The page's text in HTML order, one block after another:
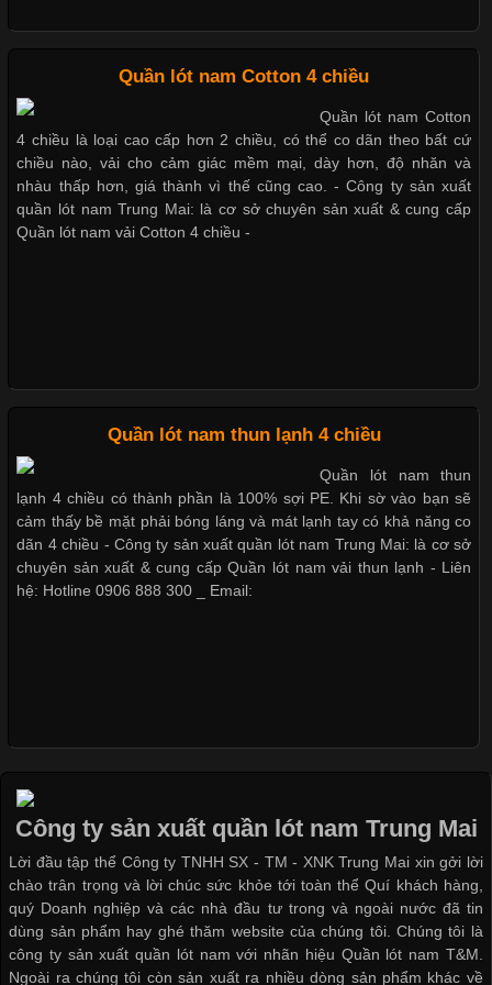
Những Loại Vải Thun Thông Dụng Và Đặc Điểm Nổi Bật
Cập nhật 2026-05-20 14:58:56
Vải thun là một trong những chất liệu được sử dụng rộng rãi
nhất trong ngành thời trang nhờ đặc tính co giãn, mềm mại và
thoải mái khi mặc. Từ áo thun, đồ thể thao cho đến đồ lót nam,
vải thun luôn đóng vai trò quan trọng trong quá trình sản xuất.
Cập nhật 2026-05-09 15:58:23
Các Form Áo Thun Phổ Biến Hiện Nay Và Xu Hướng Trong
Ngành May Mặc Áo thun là một trong những trang phục quen
thuộc và được sử dụng phổ biến nhất hiện nay. Không chỉ đa
dạng về màu sắc hay chất liệu, áo thun còn có nhiều form dáng
khác nhau để phù hợp với từng phong cách thời trang và nhu
cầu
Áo phông là một trong những trang phục phổ biến nhất trong
đời sống hiện đại nhờ sự tiện lợi, thoải mái và dễ phối đồ.
Không chỉ xuất hiện trong thời trang thường ngày, áo phông còn
được ứng dụng rộng rãi trong ngành sản xuất may mặc, đặc
biệt là các sản phẩm từ vải thun. Hiện nay,
Mẫu quần lót nam giá rẻ sốt hè 2017
Những mẩu quần lót nam thông dụng hiện nay
Bộ sưu tập quần lót nam Boxer TpHCM
Dễ chịu hơn với quần lót nam giá rẻ vải Cotton 4 chiều
Quần lót nam Cotton 4 chiều
Quần lót nam Cotton
4 chiều là loại cao cấp hơn 2 chiều, có thể co dãn theo bất cứ
chiều nào, vải cho cảm giác mềm mại, dày hơn, độ nhăn và
nhàu thấp hơn, giá thành vì thế cũng cao. - Công ty sản xuất
quần lót nam Trung Mai: là cơ sở chuyên sản xuất & cung cấp
Quần lót nam vải Cotton 4 chiều -
Quần lót nam thun lạnh 4 chiều
Quần lót nam thun
lạnh 4 chiều có thành phần là 100% sợi PE. Khi sờ vào bạn sẽ
cảm thấy bề mặt phải bóng láng và mát lạnh tay có khả năng co
dãn 4 chiều - Công ty sản xuất quần lót nam Trung Mai: là cơ sở
chuyên sản xuất & cung cấp Quần lót nam vải thun lạnh - Liên
hệ: Hotline 0906 888 300 _ Email:
Công ty sản xuất quần lót nam Trung Mai
Lời đầu tập thể Công ty TNHH SX - TM - XNK Trung Mai xin gởi lời
chào trân trọng và lời chúc sức khỏe tới toàn thể Quí khách hàng,
quý Doanh nghiệp và các nhà đầu tư trong và ngoài nước đã tin
dùng sản phẩm hay ghé thăm website của chúng tôi. Chúng tôi là
công ty sản xuất quần lót nam với nhãn hiệu Quần lót nam T&M.
Ngoài ra chúng tôi còn sản xuất ra nhiều dòng sản phẩm khác về